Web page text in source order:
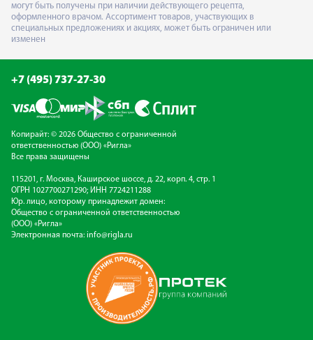
могут быть получены при наличии действующего рецепта,
оформленного врачом. Ассортимент товаров, участвующих в
специальных предложениях и акциях, может быть ограничен или
изменен
+7 (495) 737-27-30
Копирайт: © 2026 Общество с ограниченной
ответственностью (ООО) «Ригла»
Все права защищены
115201, г. Москва, Каширское шоссе, д. 22, корп. 4, стр. 1
ОГРН 1027700271290; ИНН 7724211288
Юр. лицо, которому принадлежит домен:
Общество с ограниченной ответственностью
(ООО) «Ригла»
Электронная почта: info@rigla.ru